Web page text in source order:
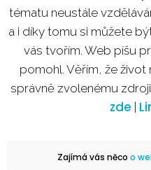
tématu neustále
a i díky tomu si můžete
vás tvořím. Web píšu
pomohl. Věřím, že
správně zvolenému
zde
Zajímá vás něco o